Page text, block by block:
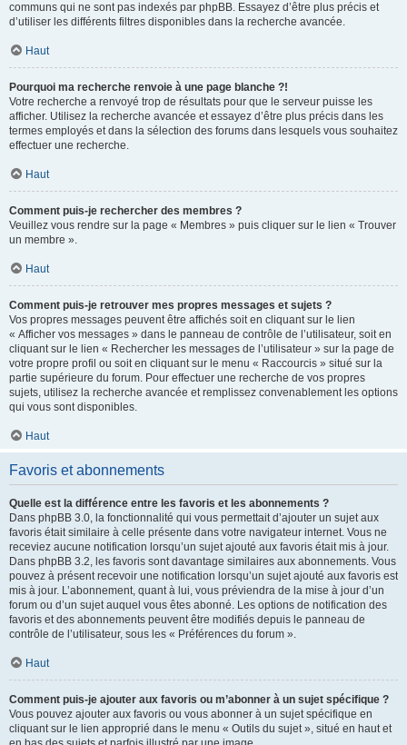
communs qui ne sont pas indexés par phpBB. Essayez d’être plus précis et
d’utiliser les différents filtres disponibles dans la recherche avancée.
Haut
Pourquoi ma recherche renvoie à une page blanche ?!
Votre recherche a renvoyé trop de résultats pour que le serveur puisse les
afficher. Utilisez la recherche avancée et essayez d’être plus précis dans les
termes employés et dans la sélection des forums dans lesquels vous souhaitez
effectuer une recherche.
Haut
Comment puis-je rechercher des membres ?
Veuillez vous rendre sur la page « Membres » puis cliquer sur le lien « Trouver
un membre ».
Haut
Comment puis-je retrouver mes propres messages et sujets ?
Vos propres messages peuvent être affichés soit en cliquant sur le lien
« Afficher vos messages » dans le panneau de contrôle de l’utilisateur, soit en
cliquant sur le lien « Rechercher les messages de l’utilisateur » sur la page de
votre propre profil ou soit en cliquant sur le menu « Raccourcis » situé sur la
partie supérieure du forum. Pour effectuer une recherche de vos propres
sujets, utilisez la recherche avancée et remplissez convenablement les options
qui vous sont disponibles.
Haut
Favoris et abonnements
Quelle est la différence entre les favoris et les abonnements ?
Dans phpBB 3.0, la fonctionnalité qui vous permettait d’ajouter un sujet aux
favoris était similaire à celle présente dans votre navigateur internet. Vous ne
receviez aucune notification lorsqu’un sujet ajouté aux favoris était mis à jour.
Dans phpBB 3.2, les favoris sont davantage similaires aux abonnements. Vous
pouvez à présent recevoir une notification lorsqu’un sujet ajouté aux favoris est
mis à jour. L’abonnement, quant à lui, vous préviendra de la mise à jour d’un
forum ou d’un sujet auquel vous êtes abonné. Les options de notification des
favoris et des abonnements peuvent être modifiés depuis le panneau de
contrôle de l’utilisateur, sous les « Préférences du forum ».
Haut
Comment puis-je ajouter aux favoris ou m’abonner à un sujet spécifique ?
Vous pouvez ajouter aux favoris ou vous abonner à un sujet spécifique en
cliquant sur le lien approprié dans le menu « Outils du sujet », situé en haut et